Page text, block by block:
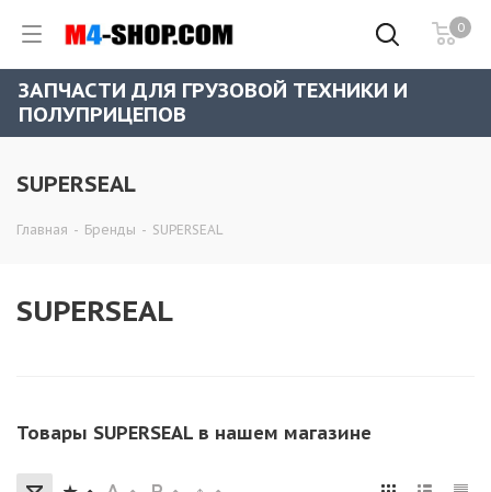
0
ЗАПЧАСТИ ДЛЯ ГРУЗОВОЙ ТЕХНИКИ И
ПОЛУПРИЦЕПОВ
SUPERSEAL
Главная - Бренды - SUPERSEAL
SUPERSEAL
Товары SUPERSEAL в нашем магазине